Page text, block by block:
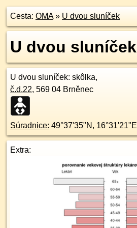
Cesta: OMA» U dvou sluníček
U dvou sluníček
U dvou sluníček: skôlka,
č.d.22, 569 04 Brněnec
Súradnice: 49°37'35"N , 16°31'21"E
Extra: